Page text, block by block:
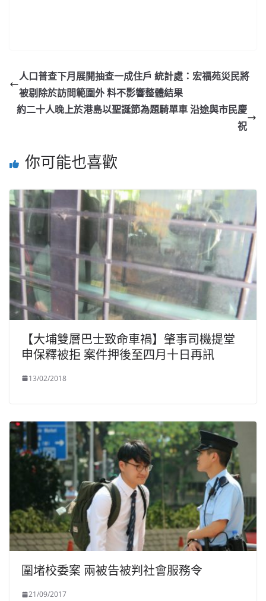
人口普查下月展開抽查一成住戶 統計處：宏福苑災民將
被剔除於訪問範圍外 料不影響整體結果
約二十人晚上於港島以聖誕節為題騎單車 沿途與市民慶
祝
你可能也喜歡
【大埔雙層巴士致命車禍】肇事司機提堂
申保釋被拒 案件押後至四月十日再訊
13/02/2018
圍堵校委案 兩被告被判社會服務令
21/09/2017